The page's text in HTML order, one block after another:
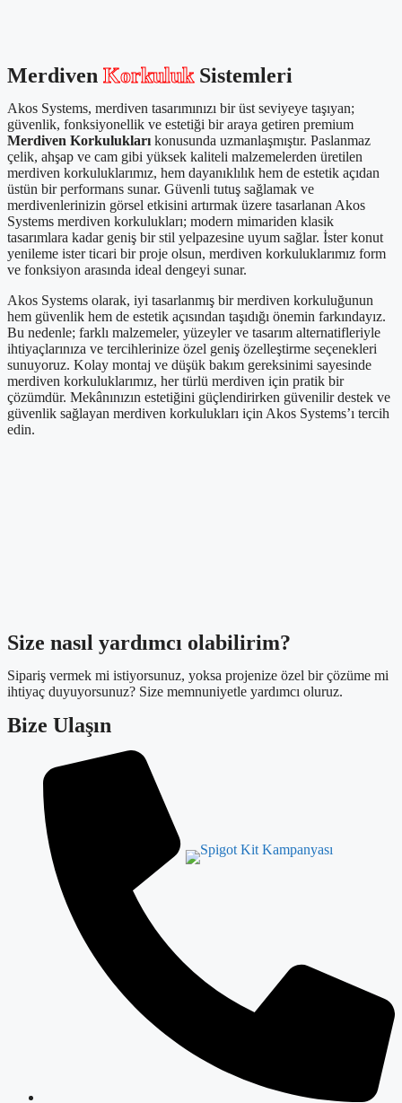
Merdiven KorkulukSistemleri
Akos Systems, merdiven tasarımınızı bir üst seviyeye taşıyan;
güvenlik, fonksiyonellik ve estetiği bir araya getiren premium
Merdiven Korkulukları konusunda uzmanlaşmıştır. Paslanmaz
çelik, ahşap ve cam gibi yüksek kaliteli malzemelerden üretilen
merdiven korkuluklarımız, hem dayanıklılık hem de estetik açıdan
üstün bir performans sunar. Güvenli tutuş sağlamak ve
merdivenlerinizin görsel etkisini artırmak üzere tasarlanan Akos
Systems merdiven korkulukları; modern mimariden klasik
tasarımlara kadar geniş bir stil yelpazesine uyum sağlar. İster konut
yenileme ister ticari bir proje olsun, merdiven korkuluklarımız form
ve fonksiyon arasında ideal dengeyi sunar.
Akos Systems olarak, iyi tasarlanmış bir merdiven korkuluğunun
hem güvenlik hem de estetik açısından taşıdığı önemin farkındayız.
Bu nedenle; farklı malzemeler, yüzeyler ve tasarım alternatifleriyle
ihtiyaçlarınıza ve tercihlerinize özel geniş özelleştirme seçenekleri
sunuyoruz. Kolay montaj ve düşük bakım gereksinimi sayesinde
merdiven korkuluklarımız, her türlü merdiven için pratik bir
çözümdür. Mekânınızın estetiğini güçlendirirken güvenilir destek ve
güvenlik sağlayan merdiven korkulukları için Akos Systems’ı tercih
edin.
Size nasıl yardımcı olabilirim?
Sipariş vermek mi istiyorsunuz, yoksa projenize özel bir çözüme mi
ihtiyaç duyuyorsunuz? Size memnuniyetle yardımcı oluruz.
Bize Ulaşın